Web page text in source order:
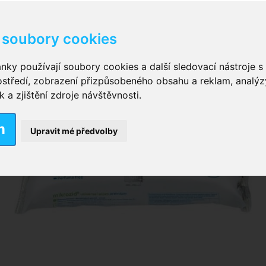
cookies
používají soubory cookies a další sledovací nástroje s
zobrazení přizpůsobeného obsahu a reklam,
a zjištění zdroje návštěvnosti.
Upravit mé předvolby
kalhotky zalepovací ,Inkontinenční kalhotky
vložky pro muže
plavky,Dámské inkontinenční plavky